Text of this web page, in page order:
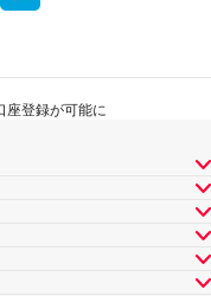
座登録が可能に